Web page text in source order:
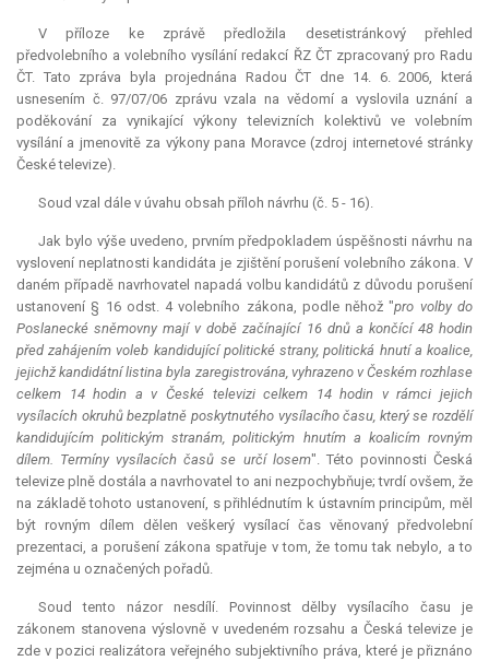
V příloze ke zprávě předložila desetistránkový přehled
předvolebního a volebního vysílání redakcí ŘZ ČT zpracovaný pro Radu
ČT. Tato zpráva byla projednána Radou ČT dne 14. 6. 2006, která
usnesením č. 97/07/06 zprávu vzala na vědomí a vyslovila uznání a
poděkování za vynikající výkony televizních kolektivů ve volebním
vysílání a jmenovitě za výkony pana Moravce (zdroj internetové stránky
České televize).
Soud vzal dále v úvahu obsah příloh návrhu (č. 5 - 16).
Jak bylo výše uvedeno, prvním předpokladem úspěšnosti návrhu na
vyslovení neplatnosti kandidáta je zjištění porušení volebního zákona. V
daném případě navrhovatel napadá volbu kandidátů z důvodu porušení
ustanovení § 16 odst. 4 volebního zákona, podle něhož "pro volby do
Poslanecké sněmovny mají v době začínající 16 dnů a končící 48 hodin
před zahájením voleb kandidující politické strany, politická hnutí a koalice,
jejichž kandidátní listina byla zaregistrována, vyhrazeno v Českém rozhlase
celkem 14 hodin a v České televizi celkem 14 hodin v rámci jejich
vysílacích okruhů bezplatně poskytnutého vysílacího času, který se rozdělí
kandidujícím politickým stranám, politickým hnutím a koalicím rovným
dílem. Termíny vysílacích časů se určí losem". Této povinnosti Česká
televize plně dostála a navrhovatel to ani nezpochybňuje; tvrdí ovšem, že
na základě tohoto ustanovení, s přihlédnutím k ústavním principům, měl
být rovným dílem dělen veškerý vysílací čas věnovaný předvolební
prezentaci, a porušení zákona spatřuje v tom, že tomu tak nebylo, a to
zejména u označených pořadů.
Soud tento názor nesdílí. Povinnost dělby vysílacího času je
zákonem stanovena výslovně v uvedeném rozsahu a Česká televize je
zde v pozici realizátora veřejného subjektivního práva, které je přiznáno